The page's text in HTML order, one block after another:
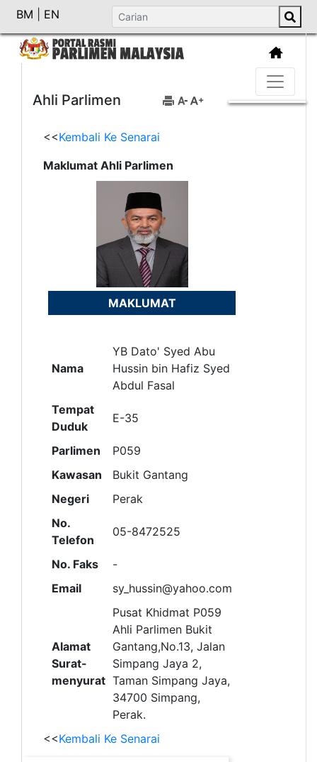
BM EN
Ahli Parlimen
<<Kembali Ke Senarai
Maklumat Ahli Parlimen
MAKLUMAT
Nama
YB Dato' Syed Abu
Hussin bin Hafiz Syed
Abdul Fasal
Tempat
Duduk
E-35
Parlimen
P059
Kawasan
Bukit Gantang
Negeri
Perak
No.
Telefon
05-8472525
No. Faks
-
Email
sy_hussin@yahoo.com
Alamat
Surat-
menyurat
Pusat Khidmat P059
Ahli Parlimen Bukit
Gantang,No.13, Jalan
Simpang Jaya 2,
Taman Simpang Jaya,
34700 Simpang,
Perak.
<<Kembali Ke Senarai